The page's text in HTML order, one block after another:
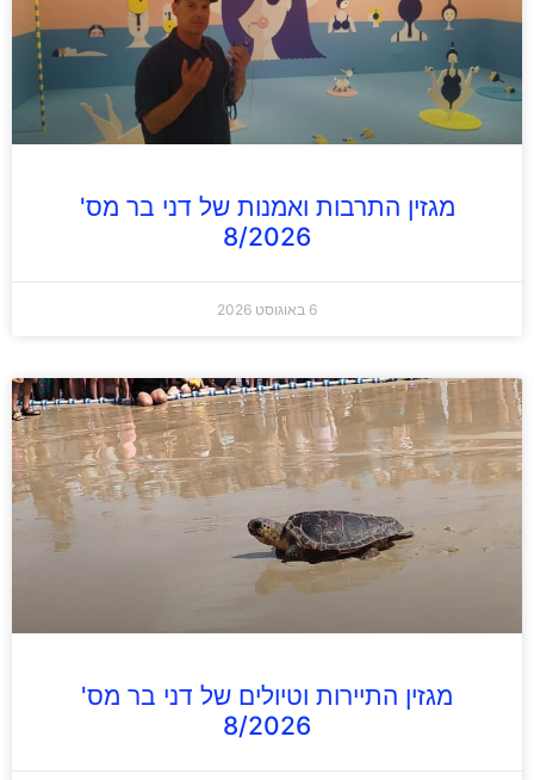
מגזין התרבות ואמנות של דני בר מס'
8/2026
6 באוגוסט 2026
מגזין התיירות וטיולים של דני בר מס'
8/2026